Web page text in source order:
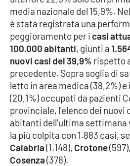
Sanità
Società
Sport
RUBRICHE
Good Morning Vietnam
Parchi Marini Calabria
media nazionale del 15,9%.
è stata registrata una
peggioramento per i casi
100.000 abitanti, giunti a
nuovi casi del 39,9% rispetto
precedente. Sopra soglia di
letto in area medica (38,2%)
(20,1%) occupati da pazienti
provinciale, l'elenco dei nuovi
abitanti dell'ultima settimana
la più colpita con 1.883 casi,
Calabria(1.148), Crotone(597),
Cosenza(378).